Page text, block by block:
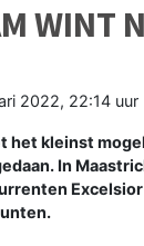
WINT
2022, 22:14 uur
het kleinst
In